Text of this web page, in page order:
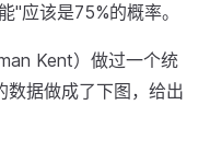
"应该是75%的概率。
Kent）做过一个统
数据做成了下图，给出